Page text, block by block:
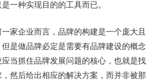
一种实现目的的工具而已。
家企业而言，品牌的构建是一个庞大且
是做品牌必定是需要有品牌建设的概念
当抓住品牌发展问题的核心，也就是找
然后给出相应的解决方案，而并非被那